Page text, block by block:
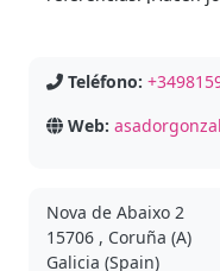
Teléfono:
Web:
Nova de Abaixo 2
15706 , Coruña (A)
Galicia (Spain)